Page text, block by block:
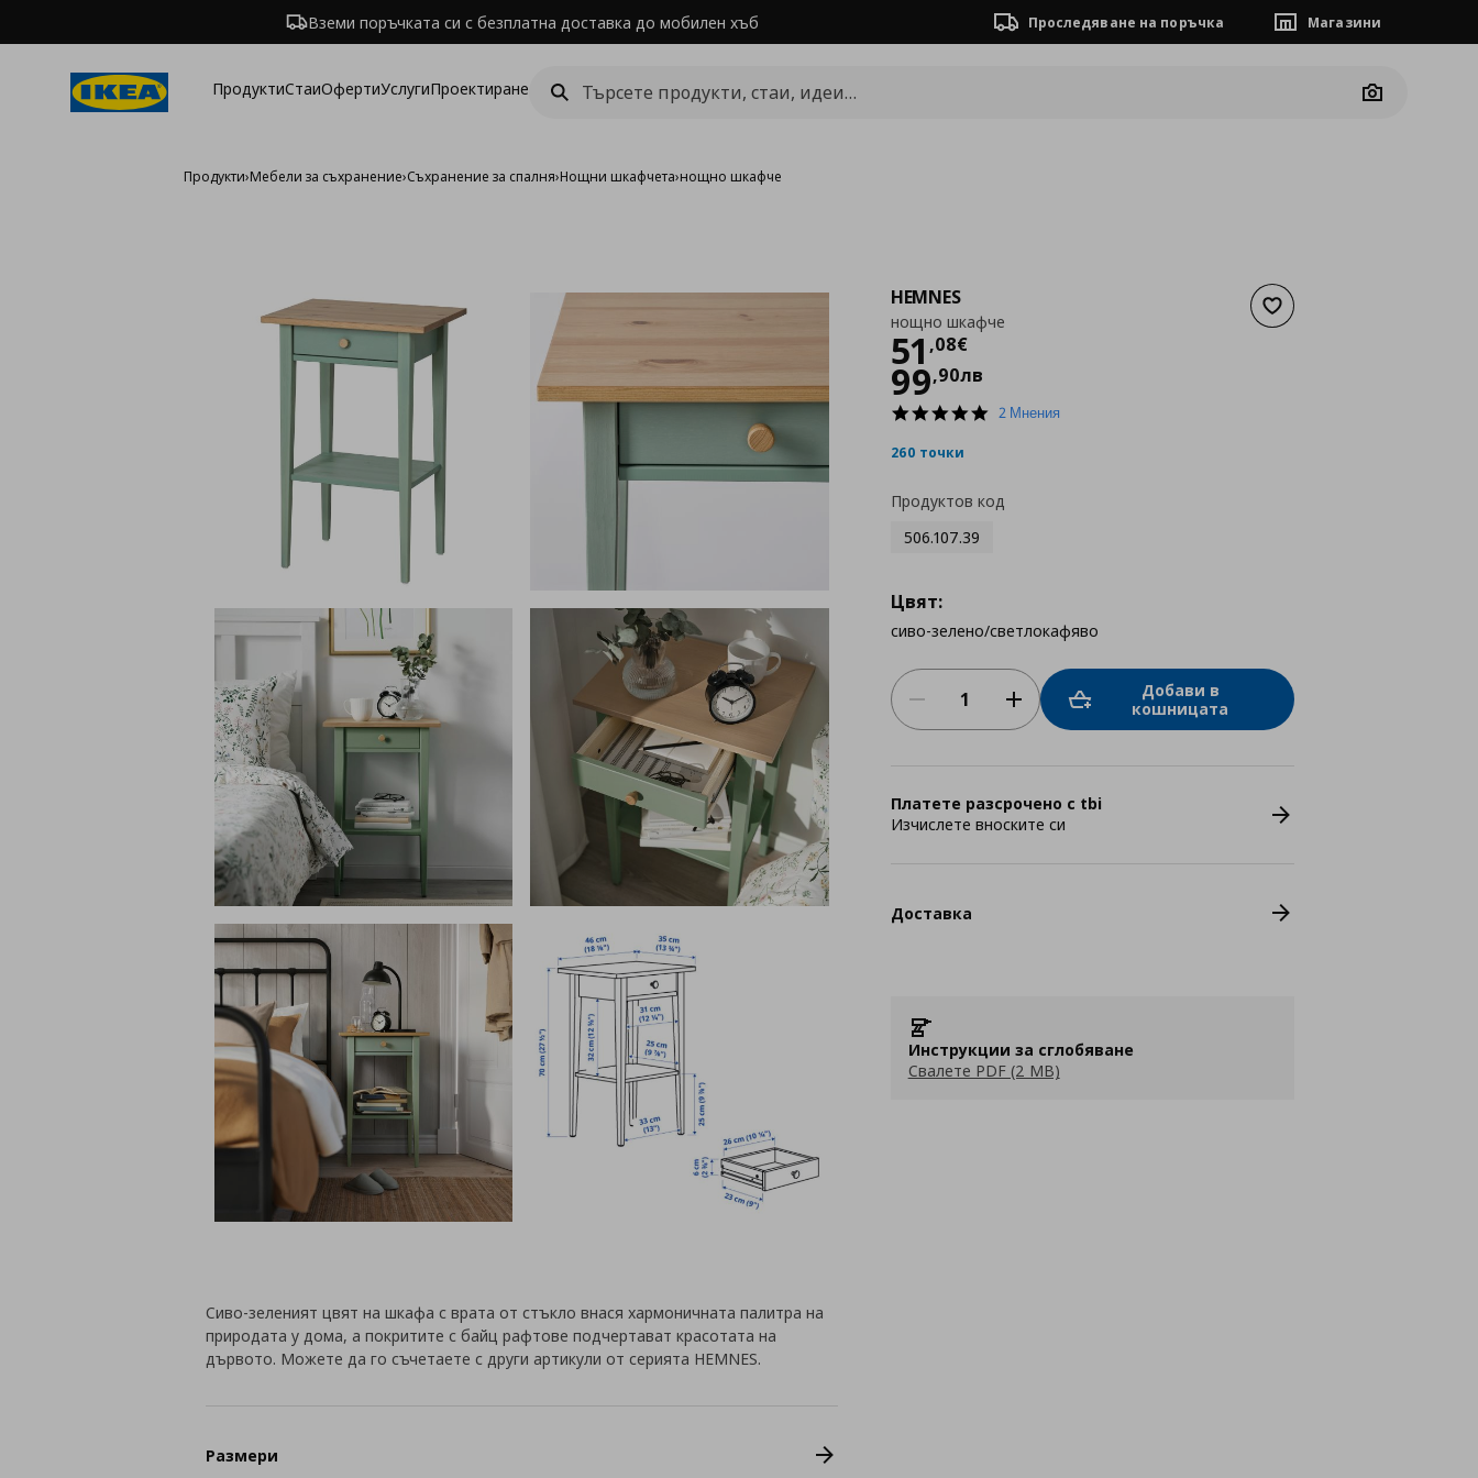
Вземи поръчката си с безплатна доставка до мобилен хъб Проследяване на поръчка Магазини
ПродуктиСтаиОфертиУслугиПроектиране
Camera
Продукти›Мебели за съхранение›Съхранение за спалня›Нощни шкафчета›нощно шкафче
Добави към списъка с
HEMNES
нощно шкафче
51 ,08€
Цена
99,90лв
5.02 Мнения
260 точки
Продуктов код
506.107.39
Цвят:
сиво-зелено/светлокафяво
Добави в
кошницата
Платете разсрочено с tbi
Изчислете вноските си
Доставка
Инструкции за сглобяване
Свалете PDF (2 MB)
Сиво-зеленият цвят на шкафа с врата от стъкло внася хармоничната палитра на
природата у дома, а покритите с байц рафтове подчертават красотата на
дървото. Можете да го съчетаете с други артикули от серията HEMNES.
Размери